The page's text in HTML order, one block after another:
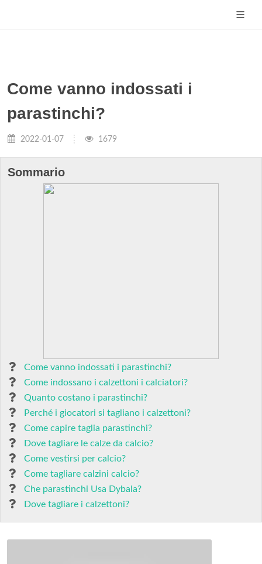
Come vanno indossati i
parastinchi?
2022-01-07 1679
Sommario
Come vanno indossati i parastinchi?
Come indossano i calzettoni i calciatori?
Quanto costano i parastinchi?
Perché i giocatori si tagliano i calzettoni?
Come capire taglia parastinchi?
Dove tagliare le calze da calcio?
Come vestirsi per calcio?
Come tagliare calzini calcio?
Che parastinchi Usa Dybala?
Dove tagliare i calzettoni?